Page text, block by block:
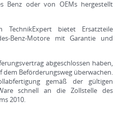
Benz oder von OEMs hergestellt
TechnikExpert bietet Ersatzteile
Benz-Motore mit Garantie und
abgeschlossen haben,
dem Beförderungsweg überwachen.
gemäß der gültigen
schnell an die Zollstelle des
2010.